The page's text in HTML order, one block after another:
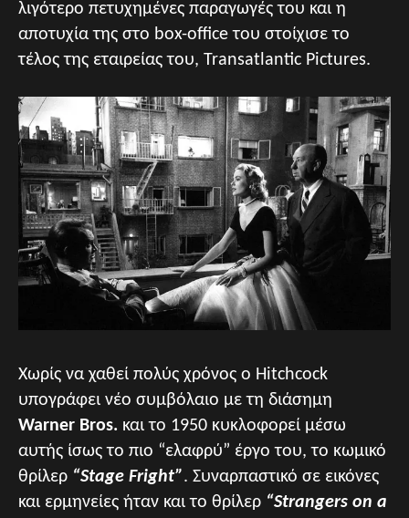
λιγότερο πετυχημένες παραγωγές του και η
αποτυχία της στο box-office του στοίχισε το
τέλος της εταιρείας του, Transatlantic Pictures.
Χωρίς να χαθεί πολύς χρόνος ο Hitchcock
υπογράφει νέο συμβόλαιο με τη διάσημη
Warner Bros. και το 1950 κυκλοφορεί μέσω
αυτής ίσως το πιο “ελαφρύ” έργο του, το κωμικό
θρίλερ “Stage Fright”. Συναρπαστικό σε εικόνες
και ερμηνείες ήταν και το θρίλερ “Strangers on a